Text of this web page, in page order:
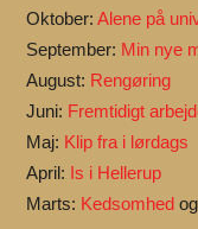
Oktober:Alene på
September: Min nye
August: Rengøring
Juni: Fremtidigt
Maj: Klip fra i lørdags
April: Is i Hellerup
Marts: Kedsomhed og